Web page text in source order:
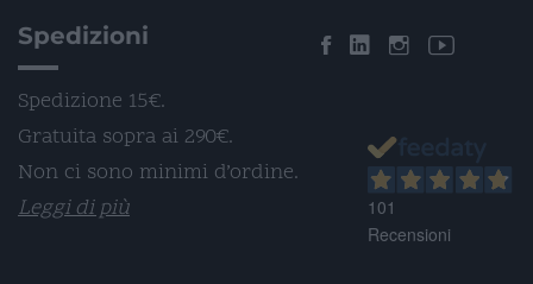
Spedizioni
Spedizione 15€.
Gratuita sopra ai 290€.
Non ci sono minimi d’ordine.
Leggi di più
101
Recensioni